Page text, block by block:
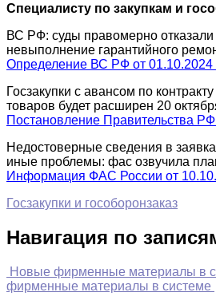
Специалисту по закупкам и
ВС РФ: суды правомерно
невыполнение гарантийного
Определение ВС РФ от
Госзакупки с авансом по
товаров будет расширен 20
Постановление Правительства
Недостоверные сведения в
иные проблемы: фас озвучила
Информация ФАС России от
Госзакупки и гособоронзаказ
Навигация по
Новые фирменные материалы в
фирменные материалы в системе